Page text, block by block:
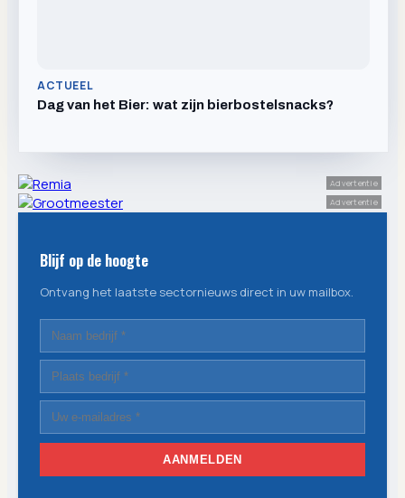
ACTUEEL
Dag van het Bier: wat zijn bierbostelsnacks?
Advertentie
Advertentie
Blijf op de hoogte
Ontvang het laatste sectornieuws direct in uw mailbox.
AANMELDEN